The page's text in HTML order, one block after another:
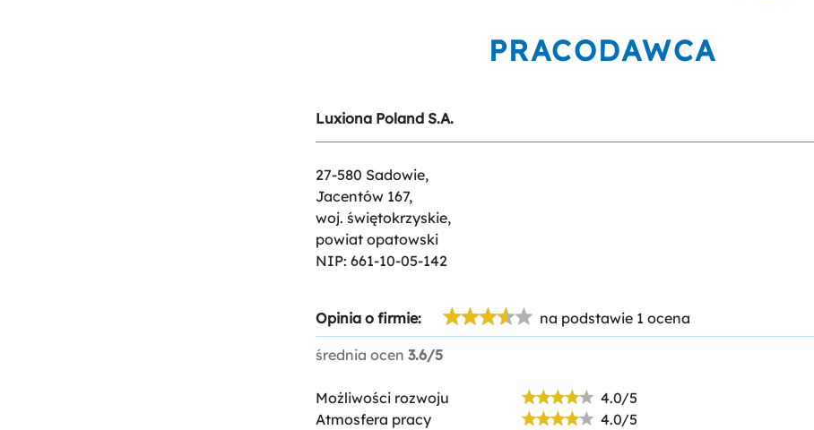
PRACODAWCA
Luxiona Poland S.A.
27-580 Sadowie,
Jacentów 167,
woj. świętokrzyskie,
powiat opatowski
NIP: 661-10-05-142
Opinia o firmie: na podstawie 1 ocena
średnia ocen 3.6/5
Możliwości rozwoju
4.0/5
Atmosfera pracy
4.0/5